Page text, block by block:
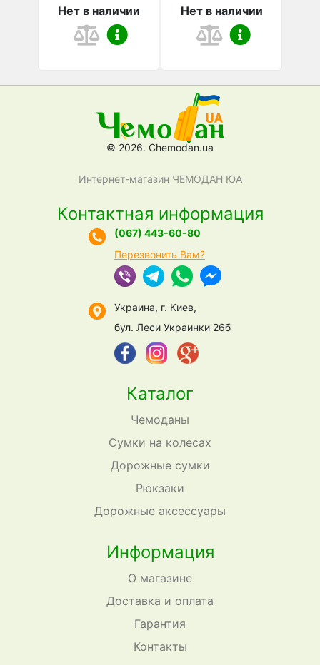
Нет в наличии Нет в наличии
© 2026. Chemodan.ua
Интернет-магазин ЧЕМОДАН ЮА
Каталог
Чемоданы
Сумки на колесах
Дорожные сумки
Рюкзаки
Дорожные аксессуары
Информация
О магазине
Доставка и оплата
Гарантия
Контакты
Контактная информация
(067) 443-60-80
Перезвонить Вам?
Украина, г. Киев,
бул. Леси Украинки 26б